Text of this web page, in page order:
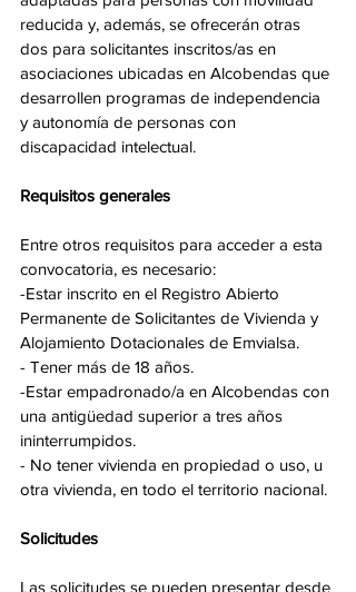
reducida y, además, se ofrecerán otras
dos para solicitantes inscritos/as en
asociaciones ubicadas en Alcobendas que
desarrollen programas de independencia
y autonomía de personas con
discapacidad intelectual.
Requisitos generales
Entre otros requisitos para acceder a esta
convocatoria, es necesario:
-Estar inscrito en el Registro Abierto
Permanente de Solicitantes de Vivienda y
Alojamiento Dotacionales de Emvialsa.
- Tener más de 18 años.
-Estar empadronado/a en Alcobendas con
una antigüedad superior a tres años
ininterrumpidos.
- No tener vivienda en propiedad o uso, u
otra vivienda, en todo el territorio nacional.
Solicitudes
Las solicitudes se pueden presentar desde